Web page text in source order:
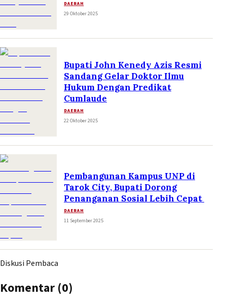
DAERAH
29 Oktober 2025
Bupati John Kenedy Azis Resmi
Sandang Gelar Doktor Ilmu
Hukum Dengan Predikat
Cumlaude
DAERAH
22 Oktober 2025
Pembangunan Kampus UNP di
Tarok City, Bupati Dorong
Penanganan Sosial Lebih Cepat
DAERAH
11 September 2025
Diskusi Pembaca
Komentar (0)